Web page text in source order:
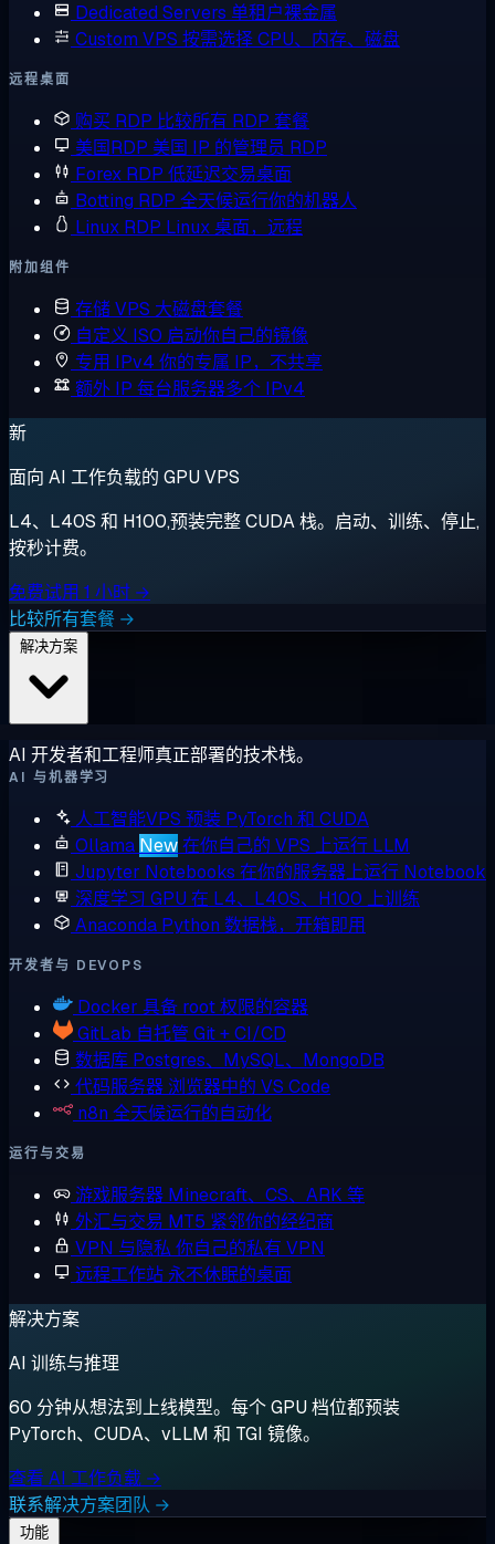
Dedicated Servers 单租户裸金属
Custom VPS 按需选择 CPU、内存、磁盘
远程桌面
购买 RDP 比较所有 RDP 套餐
美国RDP 美国 IP 的管理员 RDP
Forex RDP 低延迟交易桌面
Botting RDP 全天候运行你的机器人
Linux RDP Linux 桌面，远程
附加组件
存储 VPS 大磁盘套餐
自定义 ISO 启动你自己的镜像
专用 IPv4 你的专属 IP，不共享
额外 IP 每台服务器多个 IPv4
新
面向 AI 工作负载的 GPU VPS
L4、L40S 和 H100,预装完整 CUDA 栈。启动、训练、停止,
按秒计费。
免费试用 1 小时 →
比较所有套餐 →
AI 开发者和工程师真正部署的技术栈。
AI 与机器学习
人工智能VPS 预装 PyTorch 和 CUDA
Ollama New在你自己的 VPS 上运行 LLM
Jupyter Notebooks 在你的服务器上运行 Notebook
深度学习 GPU 在 L4、L40S、H100 上训练
Anaconda Python 数据栈，开箱即用
开发者与 DEVOPS
Docker 具备 root 权限的容器
GitLab 自托管 Git + CI/CD
数据库 Postgres、MySQL、MongoDB
代码服务器 浏览器中的 VS Code
n8n 全天候运行的自动化
运行与交易
游戏服务器 Minecraft、CS、ARK 等
外汇与交易 MT5 紧邻你的经纪商
VPN 与隐私 你自己的私有 VPN
远程工作站 永不休眠的桌面
解决方案
AI 训练与推理
60 分钟从想法到上线模型。每个 GPU 档位都预装
PyTorch、CUDA、vLLM 和 TGI 镜像。
查看 AI 工作负载 →
联系解决方案团队 →